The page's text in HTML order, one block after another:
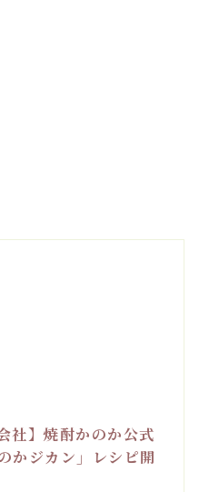
社】焼酎かのか公式
かジカン」レシピ開